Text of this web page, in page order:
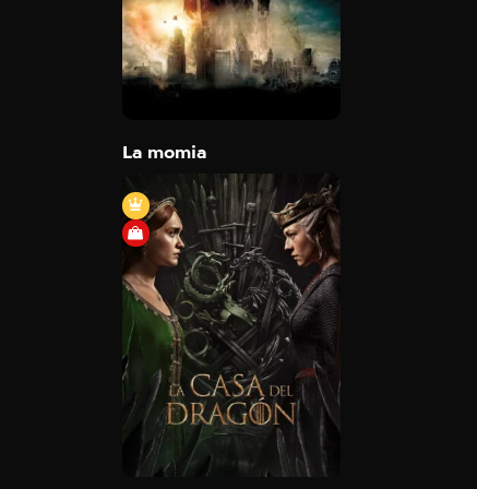
Trailer
La momia
La casa del dragón
2022
Trailer